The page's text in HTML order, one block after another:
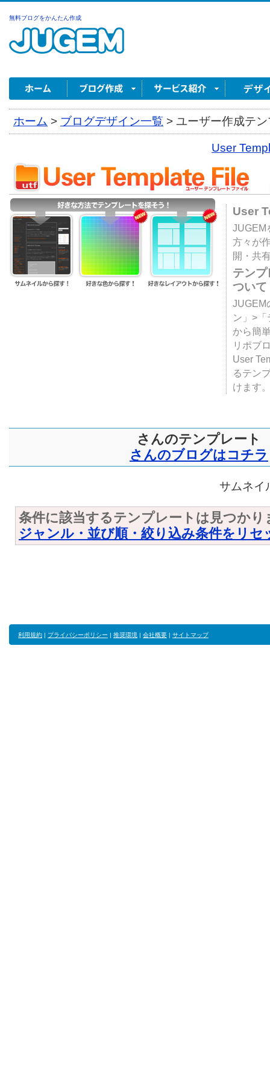
無料ブログをかんたん作成
ホーム > ブログデザイン一覧 > ユーザー作成テ
User
User
JUGEM
方々が
開・共
テン
ついて
JUGEM
ン」>
から簡
リポブ
User
るテン
けます
さんのテンプレート
さんのブログはコチラ
サムネイ
条件に該当するテンプレートは見つかり
ジャンル・並び順・絞り込み条件をリセ
利用規約 | プライバシーポリシー | 推奨環境 | 会社概要 | サイトマップ